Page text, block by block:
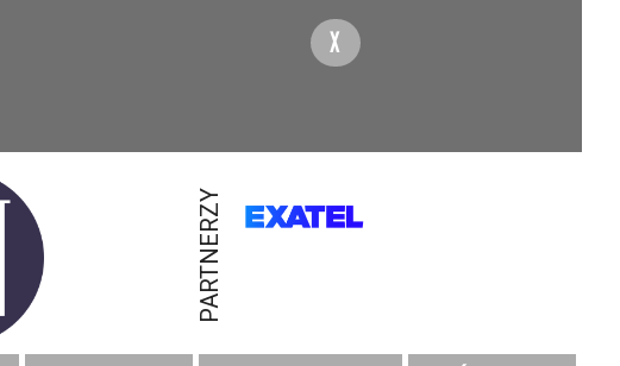
X
PARTNERZY